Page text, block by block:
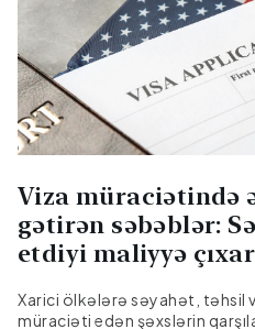
Viza müraciətində
gətirən səbəblər:
etdiyi maliyyə
Xarici ölkələrə səyahət, təhsil
müraciəti edən şəxslərin